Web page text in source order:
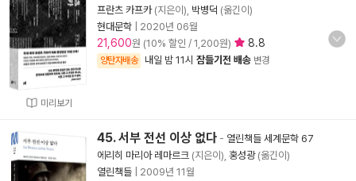
미리보기
프란츠 카프카(지은이), 박병덕 (옮긴이)
현대문학
2020년 06월
21,600원 (10% 할인 / 1,200원) 8.8
양탄자배송 내일 밤 11시 잠들기전 배송 변경
45. 서부 전선 이상 없다 - 열린책들 세계문학 67
에리히 마리아 레마르크 (지은이), 홍성광(옮긴이)
열린책들
2009년 11월